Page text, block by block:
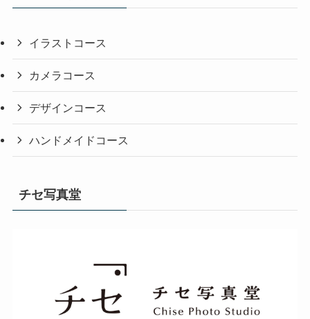
イラストコース
カメラコース
デザインコース
ハンドメイドコース
チセ写真堂